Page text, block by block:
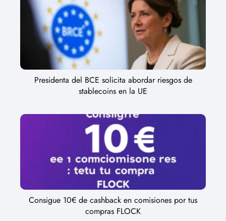
Presidenta del BCE solicita abordar riesgos de
stablecoins en la UE
Consigue 10€ de cashback en comisiones por tus
compras FLOCK